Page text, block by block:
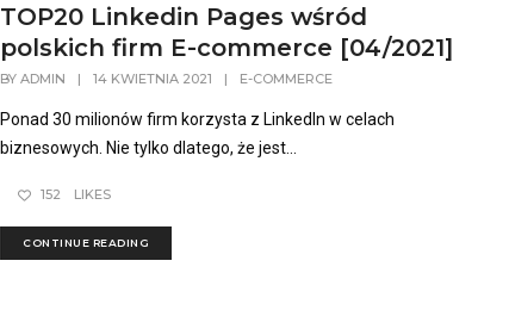
TOP20 Linkedin Pages wśród
polskich firm E-commerce [04/2021]
BYADMIN | 14 KWIETNIA 2021 | E-COMMERCE
Ponad 30 milionów firm korzysta z LinkedIn w celach
biznesowych. Nie tylko dlatego, że jest...
152 LIKES
CONTINUE READING